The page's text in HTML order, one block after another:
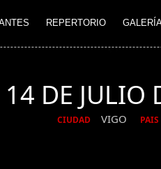
REPERTORIO
14 DE JULIO
CIUDAD VIGO PAIS